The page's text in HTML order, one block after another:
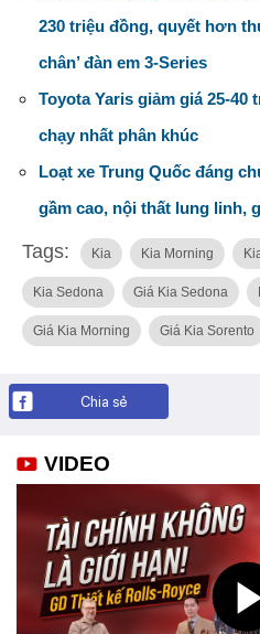
230 triệu đồng, quyết hơn
chân’ đàn em 3-Series
Toyota Yaris giảm giá 25-40
chạy nhất phân khúc
Loạt xe Trung Quốc đáng
gầm cao, nội thất lung linh,
Tags: Kia Kia Morning
Kia Sedona Giá Kia Sedona
Giá Kia Morning Giá Kia Sorento
Chia sẻ
VIDEO